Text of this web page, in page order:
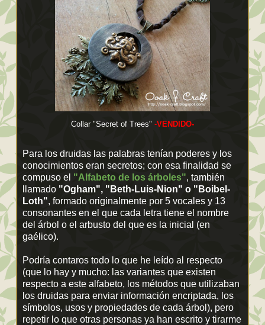
Collar "Secret of Trees" -VENDIDO-
Para los druidas las palabras tenían poderes y los
conocimientos eran secretos; con esa finalidad se
compuso el "Alfabeto de los árboles", también
llamado "Ogham", "Beth-Luis-Nion" o "Boibel-
Loth", formado originalmente por 5 vocales y 13
consonantes en el que cada letra tiene el nombre
del árbol o el arbusto del que es la inicial (en
gaélico).
Podría contaros todo lo que he leído al respecto
(que lo hay y mucho: las variantes que existen
respecto a este alfabeto, los métodos que utilizaban
los druidas para enviar información encriptada, los
símbolos, usos y propiedades de cada árbol), pero
repetir lo que otras personas ya han escrito y tirarme